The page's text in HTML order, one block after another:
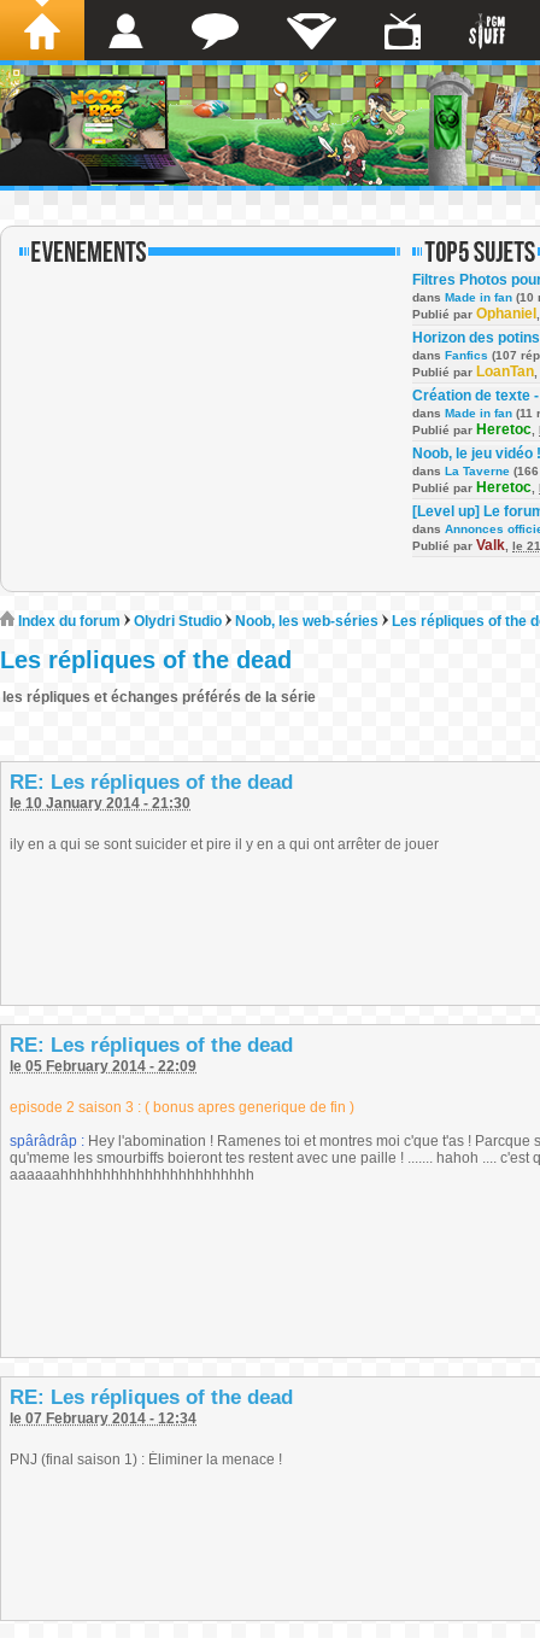
Filtres Photos
dans Made in fan (10
Publié par Ophaniel
Horizon des potins
dans Fanfics (107
Publié par LoanTan
Création de texte
dans Made in fan (11
Publié par Heretoc
Noob, le jeu vidéo !
dans La Taverne
Publié par Heretoc
[Level up] Le
dans Annonces
Publié par Valk le
Index du forum Olydri Studio Noob, les web-séries Les répliques of the
Les répliques of the dead
les répliques et échanges préférés de la série
RE: Les répliques of the dead
le 10 January 2014 - 21:30
ily en a qui se sont suicider et pire il y en a qui ont arrêter de jouer
RE: Les répliques of the dead
le 05 February 2014 - 22:09
episode 2 saison 3 : ( bonus apres generique de fin )
spârâdrâp : Hey l'abomination ! Ramenes toi et montres moi c'que t'as !
qu'meme les smourbiffs boieront tes restent avec une paille ! ....... hahoh ....
aaaaaahhhhhhhhhhhhhhhhhhhhhhh
RE: Les répliques of the dead
le 07 February 2014 - 12:34
PNJ (final saison 1) : Éliminer la menace !